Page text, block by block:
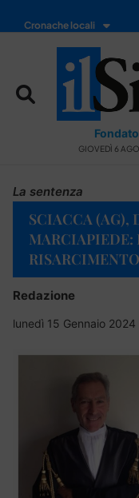
Cronache locali
GIOVEDÌ 6
La sentenza
SCIACCA (AG),
MARCIAPIEDE:
RISARCIMENTO
Redazione
lunedì 15 Gennaio 2024